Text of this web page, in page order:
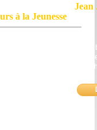
Jean
à la Jeunesse
pas faire écho, de notre
imbéciles et aux